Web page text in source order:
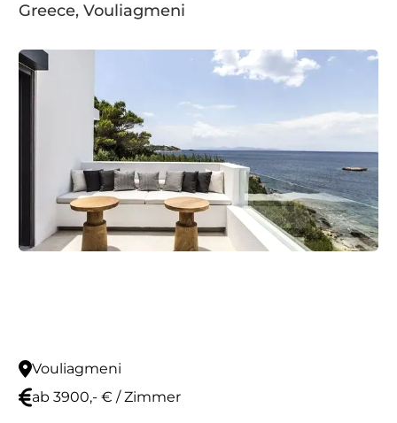
Greece, Vouliagmeni
Vouliagmeni
ab 3900,- € / Zimmer